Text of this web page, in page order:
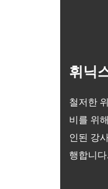
휘닉
철저한
비를 위
인된 강
행합니다.